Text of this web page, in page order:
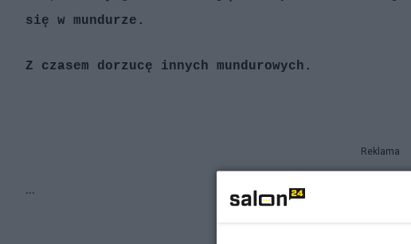
się w mundurze.
Z czasem dorzucę innych mundurowych.
Reklama
...